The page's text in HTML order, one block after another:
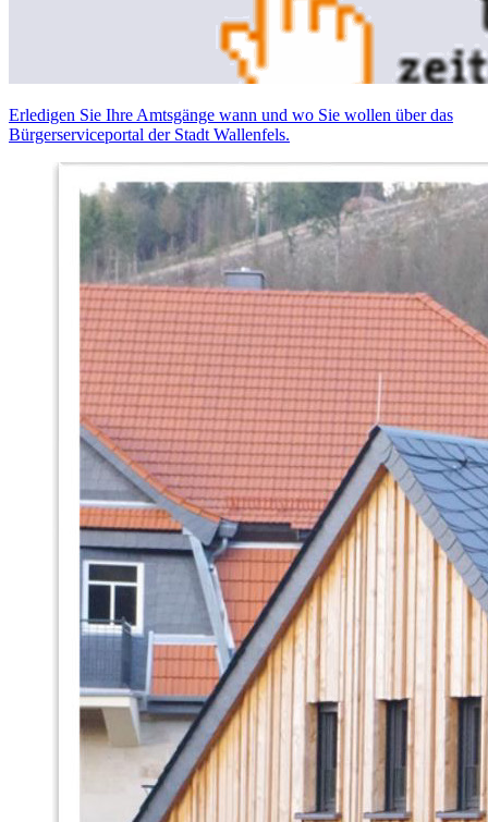
Erledigen Sie Ihre Amtsgänge wann und wo Sie wollen über das
Bürgerserviceportal der Stadt Wallenfels.